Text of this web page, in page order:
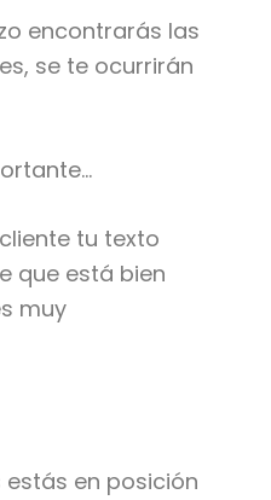
encontrarás las
se te ocurrirán
tu texto
que está bien
muy
en posición